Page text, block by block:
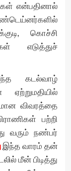
என்பதினால்
கொச்சி
எடுத்துச்
கடல்வாழ்
ஏற்றுமதியில்
விவரத்தை
பற்றி
வரும் நண்பர்
இந்த வாரம் தன்
மீன் பிடித்து